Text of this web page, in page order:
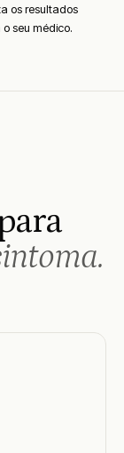
os resultados
seu médico.